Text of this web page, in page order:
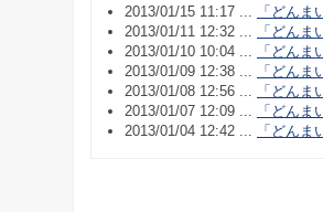
2013/01/15 11:17 ...
「どん
2013/01/11 12:32 ...
「どん
2013/01/10 10:04 ...
「どん
2013/01/09 12:38 ...
「どん
2013/01/08 12:56 ...
「どん
2013/01/07 12:09 ...
「どん
2013/01/04 12:42 ...
「どん